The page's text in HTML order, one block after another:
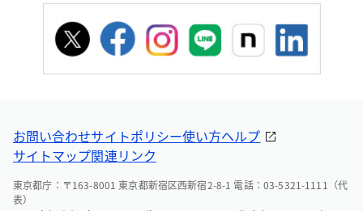
お問い合わせサイトポリシー使い方ヘルプ
サイトマップ関連リンク
東京都庁：〒163-8001 東京都新宿区西新宿2-8-1 電話：03-5321-1111（代
表）